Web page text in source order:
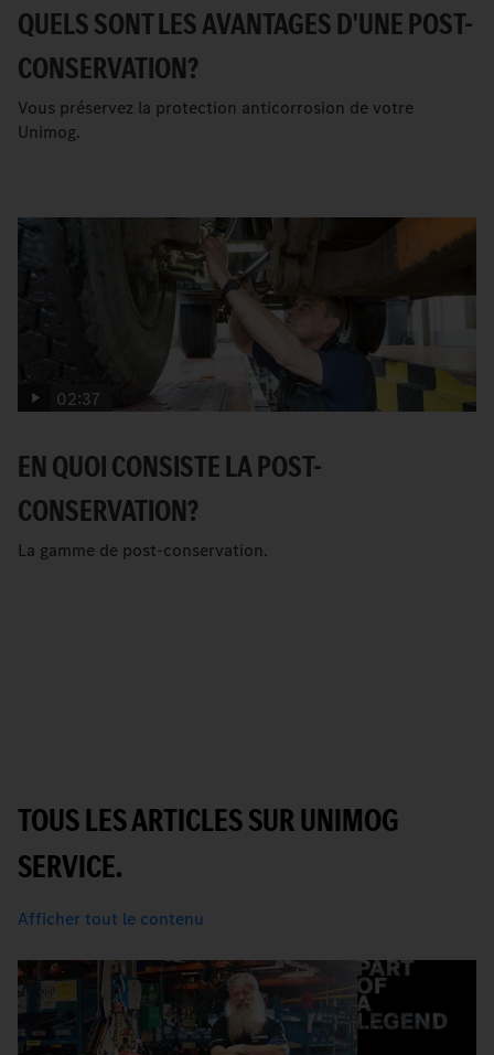
QUELS SONT LES AVANTAGES D'UNE POST-
CONSERVATION?
Vous préservez la protection anticorrosion de votre
Unimog.
02:37
EN QUOI CONSISTE LA POST-
CONSERVATION?
La gamme de post-conservation.
TOUS LES ARTICLES SUR UNIMOG
SERVICE.
Afficher tout le contenu